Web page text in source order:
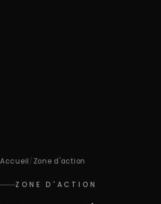
Accueil/ Zone d'action
ZONE D'ACTION